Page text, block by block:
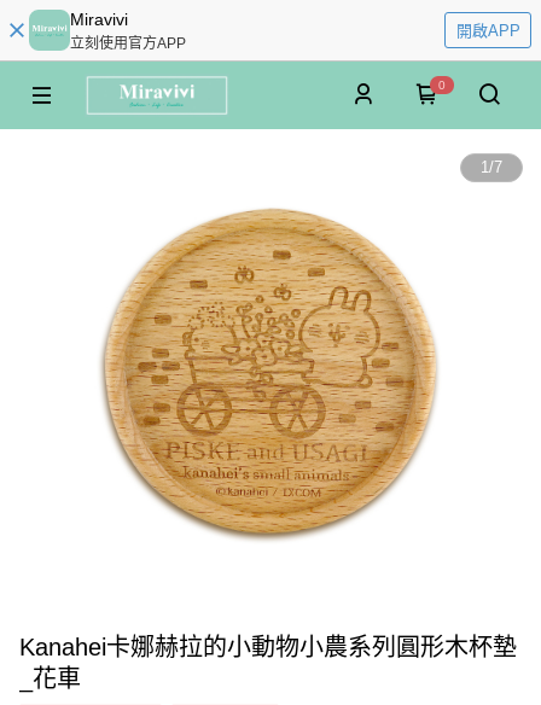
Miravivi
立刻使用官方APP
開啟APP
0
1/7
Kanahei卡娜赫拉的小動物小農系列圓形木杯墊
_花車